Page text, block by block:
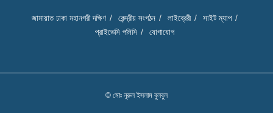
জামায়াত ঢাকা মহানগরী দক্ষিণ কেন্দ্রীয় সংগঠন লাইব্রেরী
সাইট ম্যাপ
প্রাইভেসি পলিসি
যোগাযোগ
© মোঃ নূরুল ইসলাম বুলবুল